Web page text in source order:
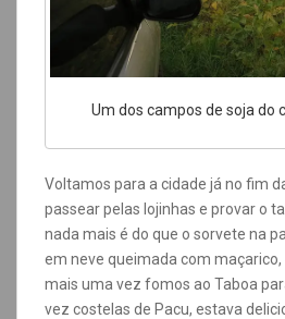
Um dos campos de soja do
Voltamos para a cidade já no fim
passear pelas lojinhas e provar o
nada mais é do que o sorvete na
em neve queimada com maçarico,
mais uma vez fomos ao Taboa
vez costelas de Pacu, estava